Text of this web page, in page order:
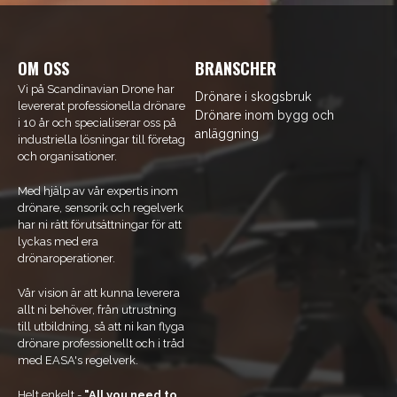
OM OSS
Vi på Scandinavian Drone har
levererat professionella drönare
i 10 år och specialiserar oss på
industriella lösningar till företag
och organisationer.
Med hjälp av vår expertis inom
drönare, sensorik och regelverk
har ni rätt förutsättningar för att
lyckas med era
drönaroperationer.
Vår vision är att kunna leverera
allt ni behöver, från utrustning
till utbildning, så att ni kan flyga
drönare professionellt och i tråd
med EASA's regelverk.
BRANSCHER
Drönare i skogsbruk
Drönare inom bygg och
anläggning